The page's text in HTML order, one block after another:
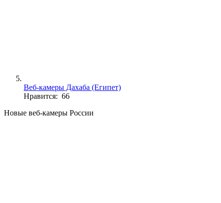
Веб-камеры Дахаба (Египет)
Нравится: 66
Новые веб-камеры России